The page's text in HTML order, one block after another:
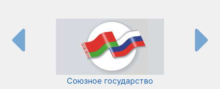
Союзное государство